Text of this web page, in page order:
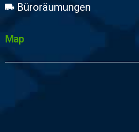
Büroräumungen
Map